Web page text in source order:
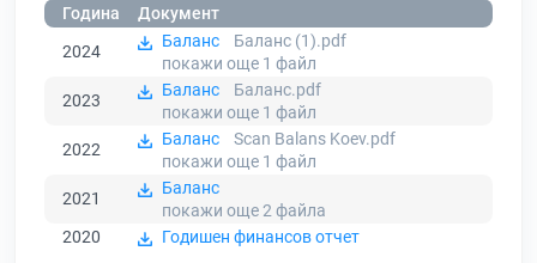
Година
Документ
2024
Баланс
Баланс (1).pdf
покажи още 1 файл
2023
Баланс
Баланс.pdf
покажи още 1 файл
2022
Баланс
Scan Balans Koev.pdf
покажи още 1 файл
2021
Баланс
покажи още 2файла
2020
Годишен финансов отчет